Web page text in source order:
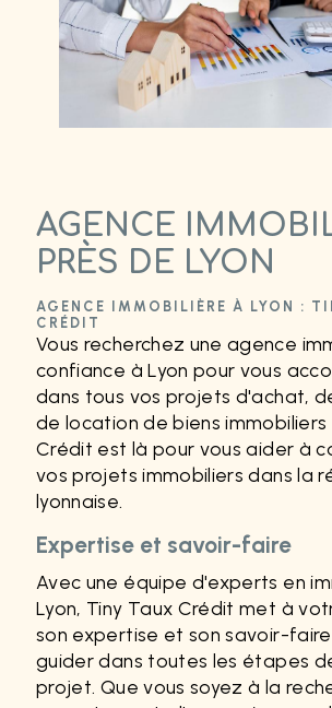
AGENCE
PRÈS DE LYON
AGENCE IMMOBILIÈRE À LYON :
CRÉDIT
Vous recherchez une agence
confiance à Lyon pour vous
dans tous vos projets d'achat,
de location de biens immobiliers
Crédit est là pour vous aider à
vos projets immobiliers dans la
lyonnaise.
Expertise et savoir-faire
Avec une équipe d'experts en
Lyon, Tiny Taux Crédit met à
son expertise et son savoir-
guider dans toutes les étapes
projet. Que vous soyez à la